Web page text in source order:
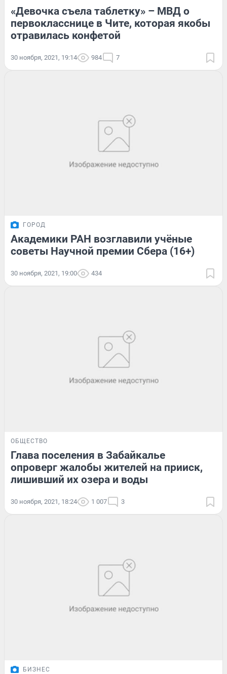
«Девочка съела таблетку» – МВД о
первокласснице в Чите, которая якобы
отравилась конфетой
30 ноября, 2021, 19:14 984 7
ГОРОД
Академики РАН возглавили учёные
советы Научной премии Сбера (16+)
30 ноября, 2021, 19:00 434
ОБЩЕСТВО
Глава поселения в Забайкалье
опроверг жалобы жителей на прииск,
лишивший их озера и воды
30 ноября, 2021, 18:24 1 007 3
БИЗНЕС